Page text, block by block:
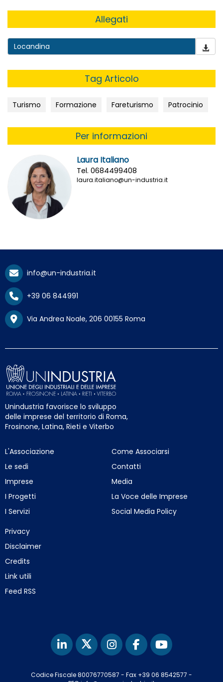
Allegati
Locandina
Tag Articolo
Turismo Formazione Fareturismo Patrocinio
Per informazioni
Laura Italiano
Tel. 0684499408
laura.italiano@un-industria.it
info@un-industria.it
+39 06 844991
Via Andrea Noale, 206 00155 Roma
Unindustria favorisce lo sviluppo
delle imprese del territorio di Roma,
Frosinone, Latina, Rieti e Viterbo
L'Associazione
Le sedi
Imprese
I Progetti
I Servizi
Come Associarsi
Contatti
Media
La Voce delle Imprese
Social Media Policy
Privacy
Disclaimer
Credits
Link utili
Feed RSS
Codice Fiscale 80076770587 - Fax +39 06 8542577 -